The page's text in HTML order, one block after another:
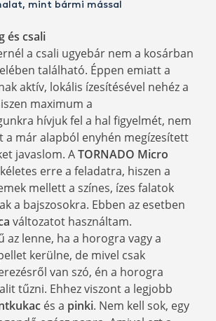
mint bármi mással
és csali
a csali ugyebár nem a kosárban
található. Éppen emiatt a
aktív, lokális ízesítésével nehéz a
maximum a
hívjuk fel a hal figyelmét, nem
a már alapból enyhén megízesített
javaslom. ATORNADO Micro
erre a feladatra, hiszen a
mellett a színes, ízes falatok
a bajszosokra. Ebben az esetben
változatot használtam.
az lenne, ha a horogra vagy a
kerülne, de mivel csak
van szó, én a horogra
tűzni. Ehhez viszont a legjobb
és a pinki. Nem kell sok, egy